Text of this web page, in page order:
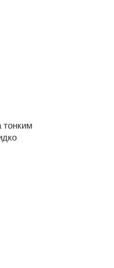
тонким